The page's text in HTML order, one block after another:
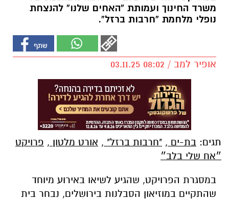
משרד החינוך ועמותת “האחים שלנו” להנצחת
נופלי מלחמת “חרבות ברזל”.
אופיר למב / 08:02 03.11.25
תגים: בת-ים , "חרבות ברזל" , אורט מלטון , פרויקט
״אח שלי בלב״
במסגרת הפרויקט, שהגיע לשיאו באירוע מיוחד
שהתקיים במוזיאון הסבלנות בירושלים, נבחר בית